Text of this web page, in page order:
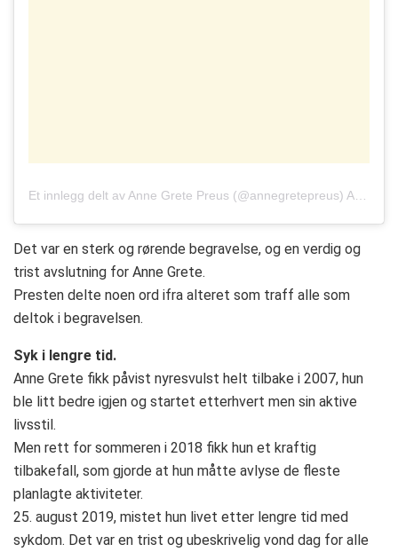
Et innlegg delt av Anne Grete Preus (@annegretepreus) Aug. 13, 2019 kl. 12:41 PDT
Det var en sterk og rørende begravelse, og en verdig og
trist avslutning for Anne Grete.
Presten delte noen ord ifra alteret som traff alle som
deltok i begravelsen.
Syk i lengre tid.
Anne Grete fikk påvist nyresvulst helt tilbake i 2007, hun
ble litt bedre igjen og startet etterhvert men sin aktive
livsstil.
Men rett for sommeren i 2018 fikk hun et kraftig
tilbakefall, som gjorde at hun måtte avlyse de fleste
planlagte aktiviteter.
25. august 2019, mistet hun livet etter lengre tid med
sykdom. Det var en trist og ubeskrivelig vond dag for alle